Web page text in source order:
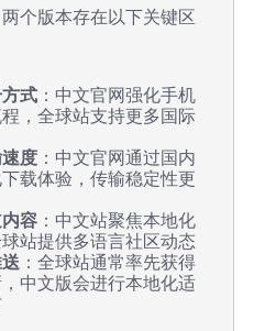
个版本存在以下关键区
式 ：中文官网强化手机
，全球站支持更多国际
度 ：中文官网通过国内
载体验，传输稳定性更
容 ：中文站聚焦本地化
站提供多语言社区动态
：全球站通常率先获得
中文版会进行本地化适